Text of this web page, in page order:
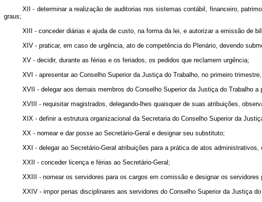
XII - determinar a realização de auditorias nos sistemas contábil, financeiro,
graus;
XIII - conceder diárias e ajuda de custo, na forma da lei, e autorizar a emissão de
XIV - praticar, em caso de urgência, ato de competência do Plenário, devendo
XV - decidir, durante as férias e os feriados, os pedidos que reclamem urgência;
XVI - apresentar ao Conselho Superior da Justiça do Trabalho, no primeiro
XVII - delegar aos demais membros do Conselho Superior da Justiça do Trabalho
XVIII - requisitar magistrados, delegando-lhes quaisquer de suas atribuições,
XIX - definir a estrutura organizacional da Secretaria do Conselho Superior da
XX - nomear e dar posse ao Secretário-Geral e designar seu substituto;
XXI - delegar ao Secretário-Geral atribuições para a prática de atos
XXII - conceder licença e férias ao Secretário-Geral;
XXIII - nomear os servidores para os cargos em comissão e designar os
XXIV - impor penas disciplinares aos servidores do Conselho Superior da Justiça